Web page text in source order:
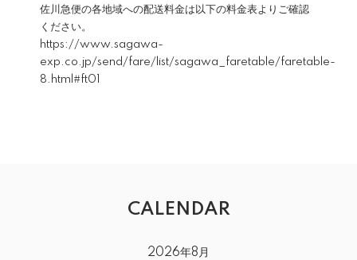
佐川急便の各地域への配送料金は以下の料金表よりご確認
ください。
https://www.sagawa-
exp.co.jp/send/fare/list/sagawa_faretable/faretable-
8.html#ft01
CALENDAR
2026年8月